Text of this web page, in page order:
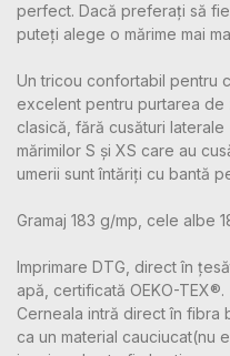
perfect. Dacă preferați să
puteți alege o mărime mai
Un tricou confortabil pentru
excelent pentru purtarea de
clasică, fără cusături
mărimilor S și XS care au
umerii sunt întăriți cu bantă
Gramaj 183 g/mp, cele albe
Imprimare DTG, direct în
apă, certificată OEKO-TEX®.
Cerneala intră direct în fibra
ca un material cauciucat(nu